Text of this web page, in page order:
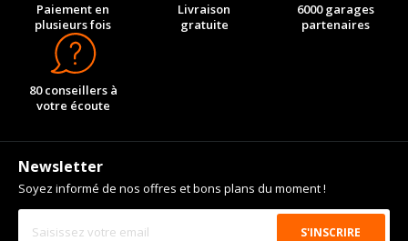
Paiement en
plusieurs fois
Livraison
gratuite
6000 garages
partenaires
80 conseillers à
votre écoute
Newsletter
Soyez informé de nos offres et bons plans du moment !